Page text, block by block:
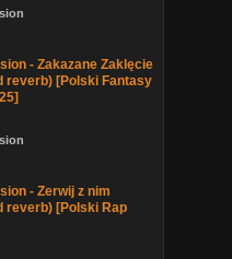
- Zakazane Zaklęcie
reverb) [Polski Fantasy
- Zerwij z nim
reverb) [Polski Rap